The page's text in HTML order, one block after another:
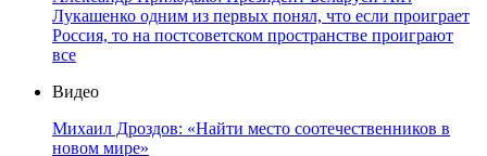
Лукашенко одним из первых понял, что если проиграет
Россия, то на постсоветском пространстве проиграют
все
Видео
Михаил Дроздов: «Найти место соотечественников в
новом мире»